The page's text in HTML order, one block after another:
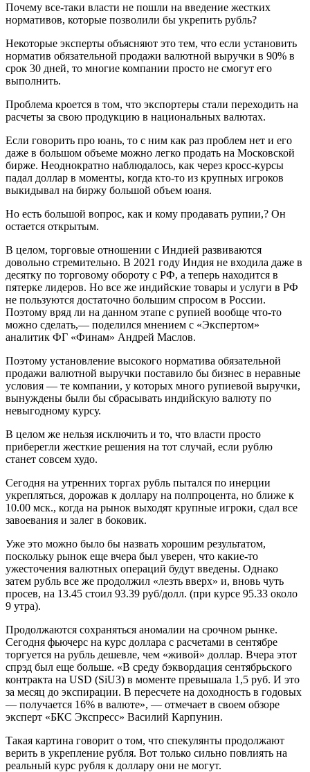
Почему все-таки власти не пошли на введение жестких
нормативов, которые позволили бы укрепить рубль?
Некоторые эксперты объясняют это тем, что если установить
норматив обязательной продажи валютной выручки в 90% в
срок 30 дней, то многие компании просто не смогут его
выполнить.
Проблема кроется в том, что экспортеры стали переходить на
расчеты за свою продукцию в национальных валютах.
Если говорить про юань, то с ним как раз проблем нет и его
даже в большом объеме можно легко продать на Московской
бирже. Неоднократно наблюдалось, как через кросс-курсы
падал доллар в моменты, когда кто-то из крупных игроков
выкидывал на биржу большой объем юаня.
Но есть большой вопрос, как и кому продавать рупии,? Он
остается открытым.
В целом, торговые отношении с Индией развиваются
довольно стремительно. В 2021 году Индия не входила даже в
десятку по торговому обороту с РФ, а теперь находится в
пятерке лидеров. Но все же индийские товары и услуги в РФ
не пользуются достаточно большим спросом в России.
Поэтому вряд ли на данном этапе с рупией вообще что-то
можно сделать,— поделился мнением с «Экспертом»
аналитик ФГ «Финам» Андрей Маслов.
Поэтому установление высокого норматива обязательной
продажи валютной выручки поставило бы бизнес в неравные
условия — те компании, у которых много рупиевой выручки,
вынуждены были бы сбрасывать индийскую валюту по
невыгодному курсу.
В целом же нельзя исключить и то, что власти просто
приберегли жесткие решения на тот случай, если рублю
станет совсем худо.
Сегодня на утренних торгах рубль пытался по инерции
укрепляться, дорожав к доллару на полпроцента, но ближе к
10.00 мск., когда на рынок выходят крупные игроки, сдал все
завоевания и залег в боковик.
Уже это можно было бы назвать хорошим результатом,
поскольку рынок еще вчера был уверен, что какие-то
ужесточения валютных операций будут введены. Однако
затем рубль все же продолжил «лезть вверх» и, вновь чуть
просев, на 13.45 стоил 93.39 руб/долл. (при курсе 95.33 около
9 утра).
Продолжаются сохраняться аномалии на срочном рынке.
Сегодня фьючерс на курс доллара с расчетами в сентябре
торгуется на рубль дешевле, чем «живой» доллар. Вчера этот
спрэд был еще больше. «В среду бэквордация сентябрьского
контракта на USD (SiU3) в моменте превышала 1,5 руб. И это
за месяц до экспирации. В пересчете на доходность в годовых
— получается 16% в валюте», — отмечает в своем обзоре
эксперт «БКС Экспресс» Василий Карпунин.
Такая картина говорит о том, что спекулянты продолжают
верить в укрепление рубля. Вот только сильно повлиять на
реальный курс рубля к доллару они не могут.